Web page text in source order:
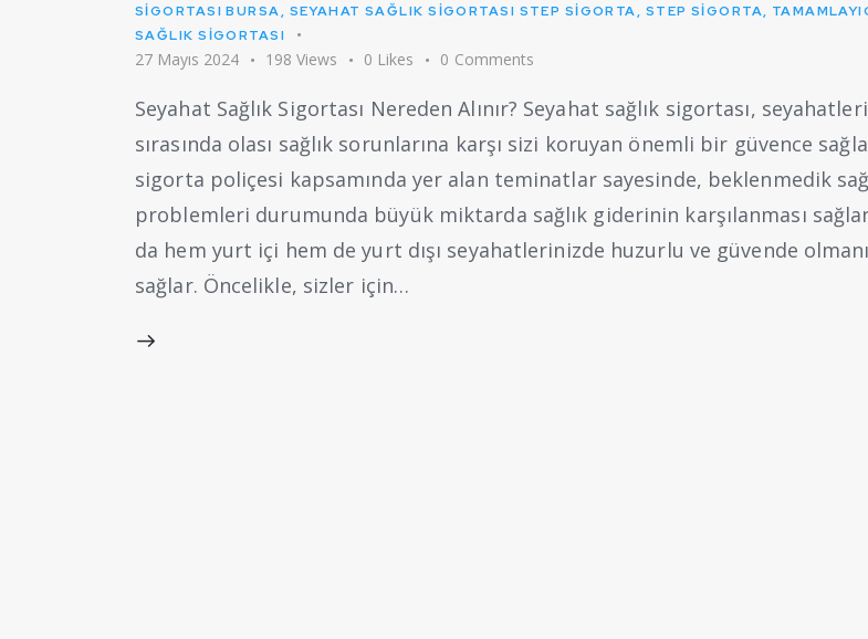
SIGORTASI BURSA, SEYAHAT SAĞLIK SIGORTASI STEP SIGORTA, STEP SIGORTA,
SAĞLIK SIGORTASI
27 Mayıs 2024 198 Views 0 Likes 0 Comments
Seyahat Sağlık Sigortası Nereden Alınır? Seyahat sağlık sigortası,
sırasında olası sağlık sorunlarına karşı sizi koruyan önemli bir güvence
sigorta poliçesi kapsamında yer alan teminatlar sayesinde, beklenmedik
problemleri durumunda büyük miktarda sağlık giderinin karşılanması
da hem yurt içi hem de yurt dışı seyahatlerinizde huzurlu ve güvende
sağlar. Öncelikle, sizler için…